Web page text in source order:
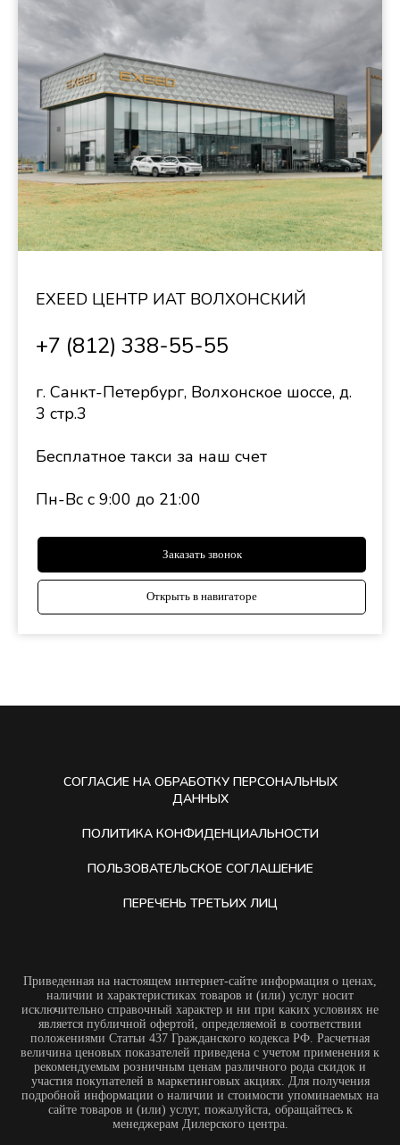
EXEED ЦЕНТР ИАТ ВОЛХОНСКИЙ
+7 (812) 338-55-55
г. Санкт-Петербург, Волхонское шоссе, д.
3 стр.3
Бесплатное такси за наш счет
Пн-Вс с 9:00 до 21:00
Заказать звонок
Открыть в навигаторе
СОГЛАСИЕ НА ОБРАБОТКУ ПЕРСОНАЛЬНЫХ
ДАННЫХ
ПОЛИТИКА КОНФИДЕНЦИАЛЬНОСТИ
ПОЛЬЗОВАТЕЛЬСКОЕ СОГЛАШЕНИЕ
ПЕРЕЧЕНЬ ТРЕТЬИХ ЛИЦ
Приведенная на настоящем интернет-сайте информация о ценах,
наличии и характеристиках товаров и (или) услуг носит
исключительно справочный характер и ни при каких условиях не
является публичной офертой, определяемой в соответствии
положениями Статьи 437 Гражданского кодекса РФ. Расчетная
величина ценовых показателей приведена с учетом применения к
рекомендуемым розничным ценам различного рода скидок и
участия покупателей в маркетинговых акциях. Для получения
подробной информации о наличии и стоимости упоминаемых на
сайте товаров и (или) услуг, пожалуйста, обращайтесь к
менеджерам Дилерского центра.